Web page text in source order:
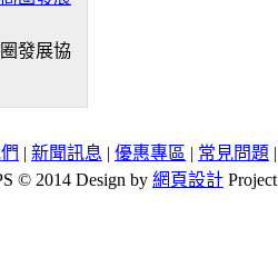
發展協
| 新聞訊息 | 優惠專區 | 常見問題 |
© 2014 Design by 網頁設計 Project